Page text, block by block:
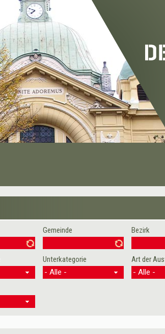
Gemeinde Bezirk
Unterkategorie Art der